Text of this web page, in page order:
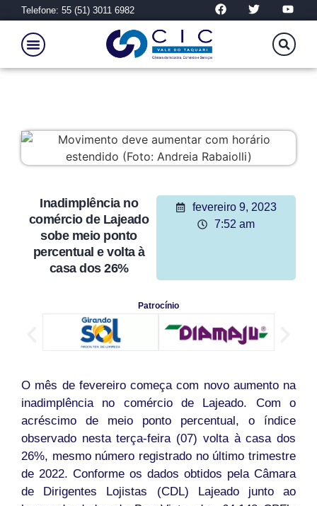
Telefone: 55 (51) 3011 6982
Inadimplência no
comércio de Lajeado
sobe meio ponto
percentual e volta à
casa dos 26%
fevereiro 9, 2023
7:52 am
Patrocínio
O mês de fevereiro começa com novo aumento na
inadimplência no comércio de Lajeado. Com o
acréscimo de meio ponto percentual, o índice
observado nesta terça-feira (07) volta à casa dos
26%, mesmo número registrado no último trimestre
de 2022. Conforme os dados obtidos pela Câmara
de Dirigentes Lojistas (CDL) Lajeado junto ao